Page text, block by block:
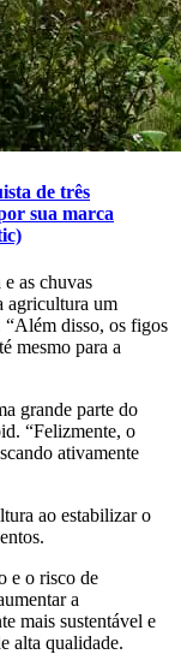
de três
sua marca
as chuvas
agricultura um
“Além disso, os figos
mesmo para a
grande parte do
“Felizmente, o
ativamente
ao estabilizar o
e o risco de
a
mais sustentável e
alta qualidade.